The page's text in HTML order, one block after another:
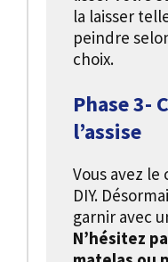
la laisser
peindre
choix.
Phase 3-
l’assise
Vous avez
DIY.
garnir avec
N’hésitez